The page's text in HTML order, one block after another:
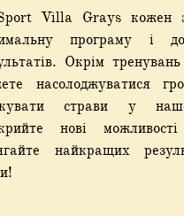
Villa Grays кожен
програму і
Окрім
насолоджуватися
страви у
нові
найкращих